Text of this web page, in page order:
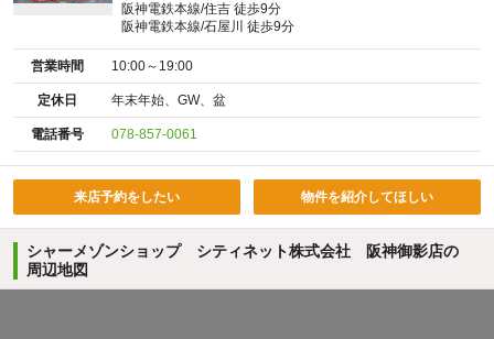
阪神電鉄本線/住吉 徒歩9分
阪神電鉄本線/石屋川 徒歩9分
営業時間 10:00～19:00
定休日 年末年始、GW、盆
電話番号 078-857-0061
来店予約をしたい 物件を紹介してほしい
シャーメゾンショップ シティネット株式会社 阪神御影店の
周辺地図